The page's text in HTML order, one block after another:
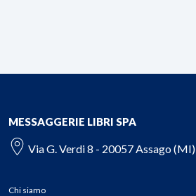
MESSAGGERIE LIBRI SPA
Via G. Verdi 8 - 20057 Assago (MI)
Chi siamo